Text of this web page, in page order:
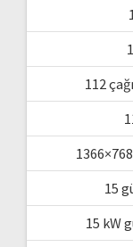
112
15
15 kW